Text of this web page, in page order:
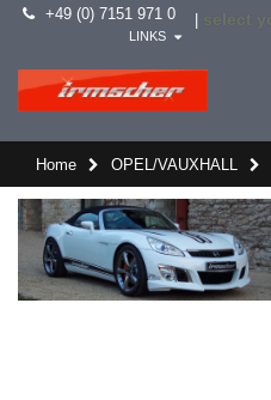
+49 (0) 7151 971 0
LINKS
Home OPEL/VAUXHALL